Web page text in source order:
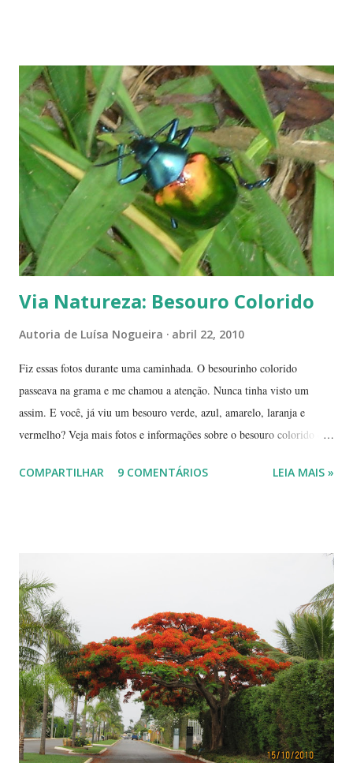
estação seca pode durar até 5 meses. Neste período o índice de
umidade relativa do ar chega, muitas vezes, no meio da tarde, a
índices inferiores a 15%. Por isto tantas queimadas acontecem entre
maio e setembro, período de estiagem. Um toco de cigarro ou algumas
brasas que ficaram de um pique-nique pode ser o começo de um
fogaréu. Há também os casos em que o fogo...
Via Natureza: Besouro Colorido
Autoria de Luísa Nogueira abril 22, 2010
Fiz essas fotos durante uma caminhada. O besourinho colorido
passeava na grama e me chamou a atenção. Nunca tinha visto um
assim. E você, já viu um besouro verde, azul, amarelo, laranja e
vermelho? Veja mais fotos e informações sobre o besouro colorido e a
Terra, aquele abraço! ------------ Dia da Terra - Veja aqui . -----------
COMPARTILHAR 9 COMENTÁRIOS LEIA MAIS »